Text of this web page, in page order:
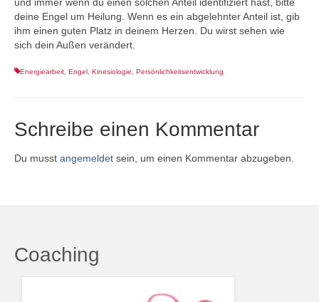
deine Engel um Heilung. Wenn es ein abgelehnter Anteil ist, gib
ihm einen guten Platz in deinem Herzen. Du wirst sehen wie
sich dein Außen verändert.
Energiearbeit Engel Kinesiologie Persönlichkeitsentwicklung
Schreibe einen Kommentar
Du musst angemeldet sein, um einen Kommentar abzugeben.
Coaching